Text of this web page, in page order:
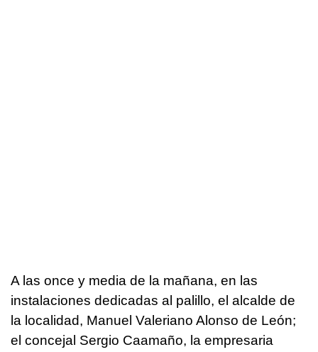
A las once y media de la mañana, en las
instalaciones dedicadas al palillo, el alcalde de
la localidad, Manuel Valeriano Alonso de León;
el concejal Sergio Caamaño, la empresaria